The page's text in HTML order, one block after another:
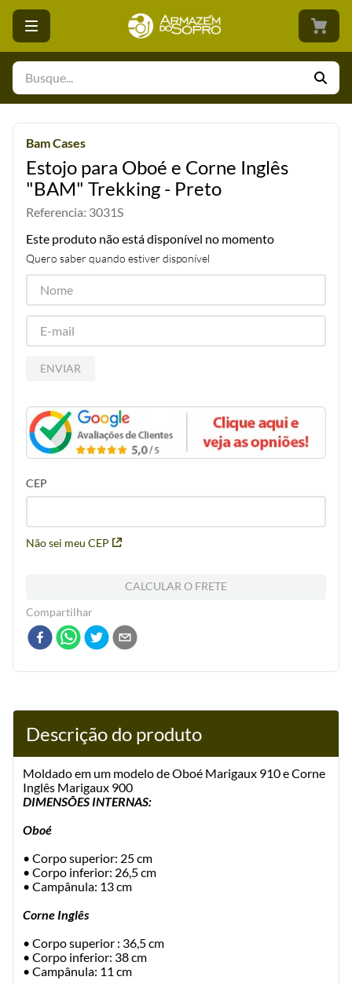
Busque...
Bam Cases
Estojo para Oboé e Corne Inglês
"BAM" Trekking - Preto
Referencia: 3031S
Este produto não está disponível no momento
Quero saber quando estiver disponível
ENVIAR
CEP
Não sei meu CEP
CALCULAR O FRETE
Compartilhar
Descrição do produto
Moldado em um modelo de Oboé Marigaux 910 e Corne
Inglês Marigaux 900
DIMENSÕES INTERNAS:
Oboé
• Corpo superior: 25 cm
• Corpo inferior: 26,5 cm
• Campânula: 13 cm
Corne Inglês
• Corpo superior : 36,5 cm
• Corpo inferior: 38 cm
• Campânula: 11 cm